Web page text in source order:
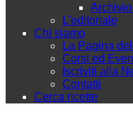
L'editoriale
Chi siamo
La Pagina
Corsi ed
Iscriviti alla
Contatti
Cerca ricette